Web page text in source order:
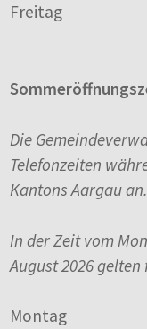
Freitag
Die
Telefonzeiten
Kantons Aargau an.
In der Zeit vom
August 2026
Montag